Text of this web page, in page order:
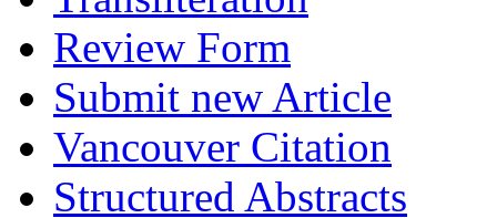
Review Form
Submit new Article
Vancouver Citation
Structured Abstracts